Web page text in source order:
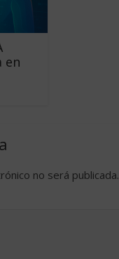
en
no será publicada.